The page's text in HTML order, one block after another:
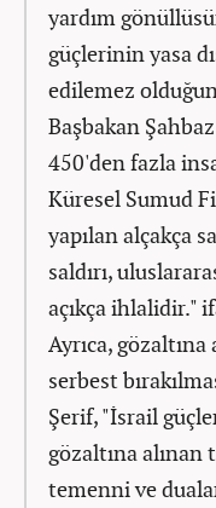
yardım
güçlerinin yasa
edilemez
Başbakan
450'den fazla
Küresel Sumud
yapılan alçakça
saldırı,
açıkça ihlalidir."
Ayrıca,
serbest
Şerif, "İsrail
gözaltına
temenni ve